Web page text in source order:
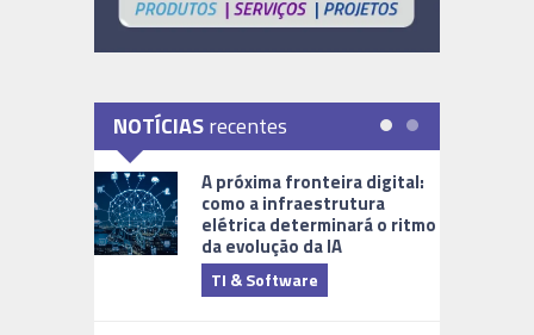
NOTÍCIASrecentes
A próxima fronteira digital:
como a infraestrutura
elétrica determinará o ritmo
da evolução da IA
TI & Software